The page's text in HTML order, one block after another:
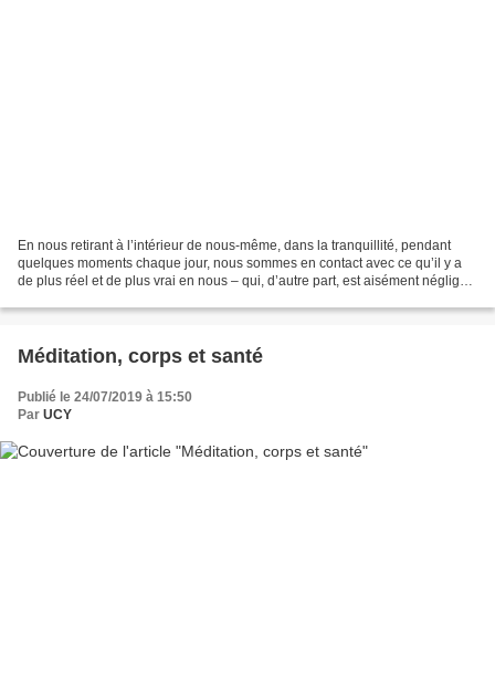
En nous retirant à l’intérieur de nous-même, dans la tranquillité, pendant
quelques moments chaque jour, nous sommes en contact avec ce qu’il y a
de plus réel et de plus vrai en nous – qui, d’autre part, est aisément négligé
Méditation, corps et santé
Publié le 24/07/2019 à 15:50
Par UCY